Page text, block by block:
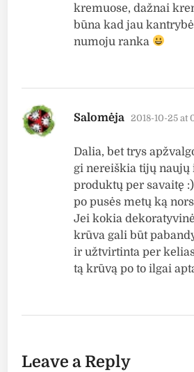
kremuose, dažnai
būna kad jau
numoju ranka
Salomėja says:
2018-10-25 at
Dalia, bet trys
gi nereiškia tijų naujų
produktų per savaitę
po pusės metų ką
Jei kokia
krūva gali būt
ir užtvirtinta per
tą krūvą po to ilgai
Leave a Reply